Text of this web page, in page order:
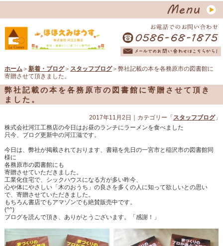
ホーム＞ 新着・ブログ＞ スタッフブログ＞弊社記載の本を各務原市の図書館に
寄贈させて頂きました。
弊社記載の本を各務原市の図書館に寄贈させて頂き
ました。
2017年11月2日 ｜カテゴリー「 スタッフブログ」
株式会社河江工務店の今日はお昼のランチにラーメンを食べました
只今、ブログ更新中の河江滋です。
今日は、弊社が掲載されております、書籍を先日の一宮市と稲沢市の図書館同
様に
各務原市の図書館にも
寄贈させていただきました。
工業化住宅で、シックハウスになる方が多い昨今、
心や体にやさしい「木のおうち」の良さを多くの人に知って欲しいとの思い
で、寄贈させていただきました。
もちろん書店でもアマゾンでも絶賛販売中です。
(^^)
ブログを読んで頂き、ありがとうございます。「感謝！」